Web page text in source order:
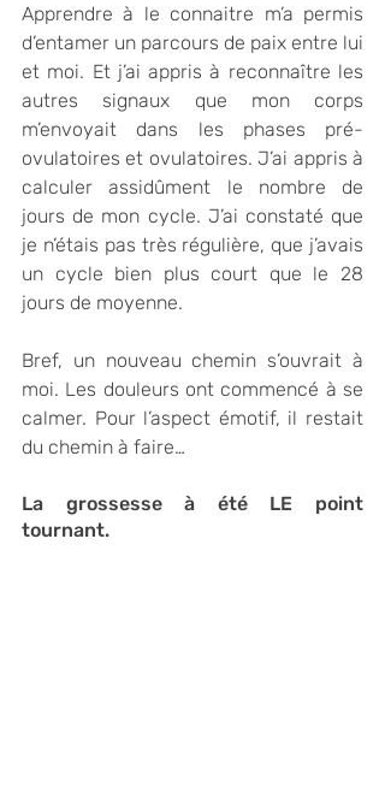
Apprendre à le connaitre m’a permis
d’entamer un parcours de paix entre lui
et moi. Et j’ai appris à reconnaître les
autres signaux que mon corps
m’envoyait dans les phases pré-
ovulatoires et ovulatoires. J’ai appris à
calculer assidûment le nombre de
jours de mon cycle. J’ai constaté que
je n’étais pas très régulière, que j’avais
un cycle bien plus court que le 28
jours de moyenne.
Bref, un nouveau chemin s’ouvrait à
moi. Les douleurs ont commencé à se
calmer. Pour l’aspect émotif, il restait
du chemin à faire…
La grossesse à été LE point
tournant.